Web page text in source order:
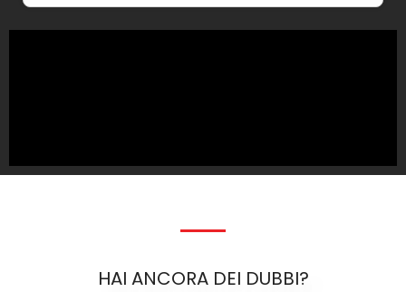
HAI ANCORA DEI DUBBI?